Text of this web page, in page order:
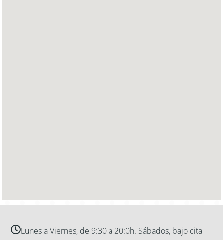
Lunes a Viernes, de 9:30 a 20:0h. Sábados, bajo cita